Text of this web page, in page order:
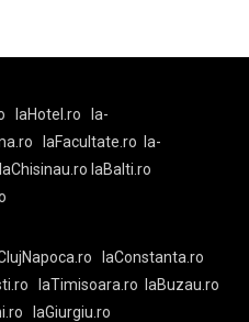
laHotel.ro
la-
laFacultate.ro
la-
laChisinau.ro laBalti.ro
laConstanta.ro
laTimisoara.ro
laBuzau.ro
laGiurgiu.ro